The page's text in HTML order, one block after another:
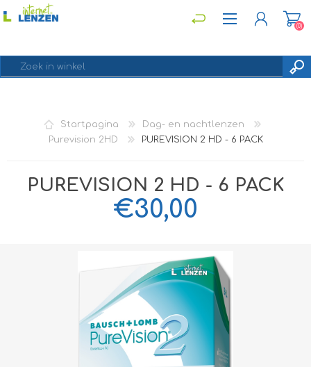
INLOGGEN
(0)
Startpagina
Dag- en nachtlenzen
Purevision 2HD
PUREVISION 2 HD - 6 PACK
PUREVISION 2 HD - 6 PACK
€30,00